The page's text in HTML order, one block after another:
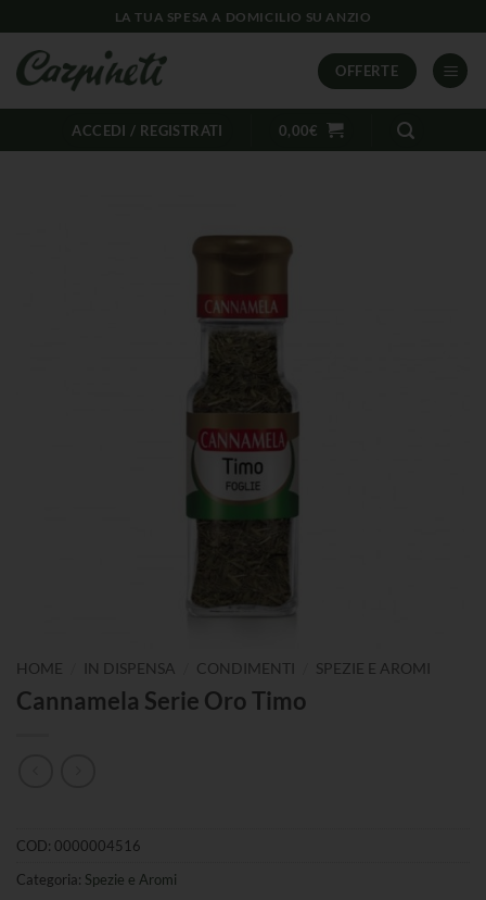
LA TUA SPESA A DOMICILIO SU ANZIO
OFFERTE
ACCEDI / REGISTRATI 0,00€
HOME IN DISPENSA CONDIMENTI SPEZIE E AROMI
Cannamela Serie Oro Timo
COD: 0000004516
Categoria: Spezie e Aromi